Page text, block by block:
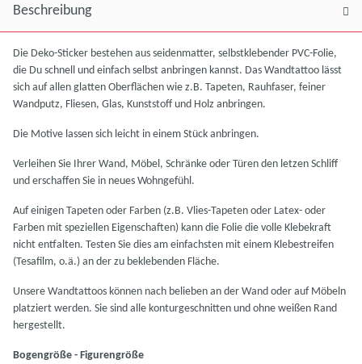
Beschreibung
Die Deko-Sticker bestehen aus seidenmatter, selbstklebender PVC-Folie,
die Du schnell und einfach selbst anbringen kannst. Das Wandtattoo lässt
sich auf allen glatten Oberflächen wie z.B. Tapeten, Rauhfaser, feiner
Wandputz, Fliesen, Glas, Kunststoff und Holz anbringen.
Die Motive lassen sich leicht in einem Stück anbringen.
Verleihen Sie Ihrer Wand, Möbel, Schränke oder Türen den letzen Schliff
und erschaffen Sie in neues Wohngefühl.
Auf einigen Tapeten oder Farben (z.B. Vlies-Tapeten oder Latex- oder
Farben mit speziellen Eigenschaften) kann die Folie die volle Klebekraft
nicht entfalten. Testen Sie dies am einfachsten mit einem Klebestreifen
(Tesafilm, o.ä.) an der zu beklebenden Fläche.
Unsere Wandtattoos können nach belieben an der Wand oder auf Möbeln
platziert werden. Sie sind alle konturgeschnitten und ohne weißen Rand
hergestellt.
Bogengröße - Figurengröße